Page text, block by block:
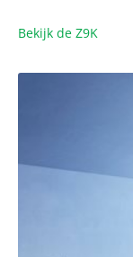
Bekijk de Z9K